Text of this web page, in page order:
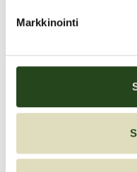
Markkinointi
Lounasbuffet arkisin: Ma-